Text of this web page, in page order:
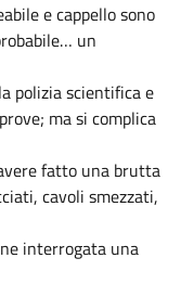
e cappello sono
un
polizia scientifica e
ma si complica
fatto una brutta
cavoli smezzati,
interrogata una